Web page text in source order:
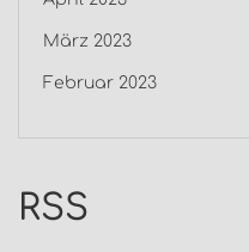
März 2023
Februar 2023
RSS